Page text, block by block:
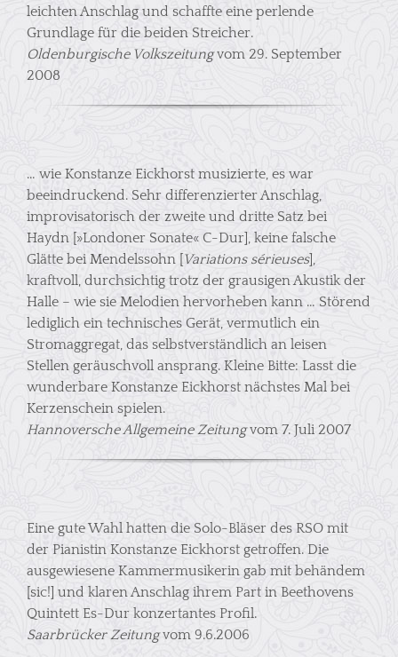
leichten Anschlag und schaffte eine perlende
Grundlage für die beiden Streicher.
Oldenburgische Volkszeitungvom 29. September
2008
… wie Konstanze Eickhorst musizierte, es war
beeindruckend. Sehr differenzierter Anschlag,
improvisatorisch der zweite und dritte Satz bei
Haydn [»Londoner Sonate« C-Dur], keine falsche
Glätte bei Mendelssohn [Variations sérieuses],
kraftvoll, durchsichtig trotz der grausigen Akustik der
Halle – wie sie Melodien hervorheben kann … Störend
lediglich ein technisches Gerät, vermutlich ein
Stromaggregat, das selbstverständlich an leisen
Stellen geräuschvoll ansprang. Kleine Bitte: Lasst die
wunderbare Konstanze Eickhorst nächstes Mal bei
Kerzenschein spielen.
Hannoversche Allgemeine Zeitungvom 7. Juli 2007
Eine gute Wahl hatten die Solo-Bläser des RSO mit
der Pianistin Konstanze Eickhorst getroffen. Die
ausgewiesene Kammermusikerin gab mit behändem
[sic!] und klaren Anschlag ihrem Part in Beethovens
Quintett Es-Dur konzertantes Profil.
Saarbrücker Zeitungvom 9.6.2006